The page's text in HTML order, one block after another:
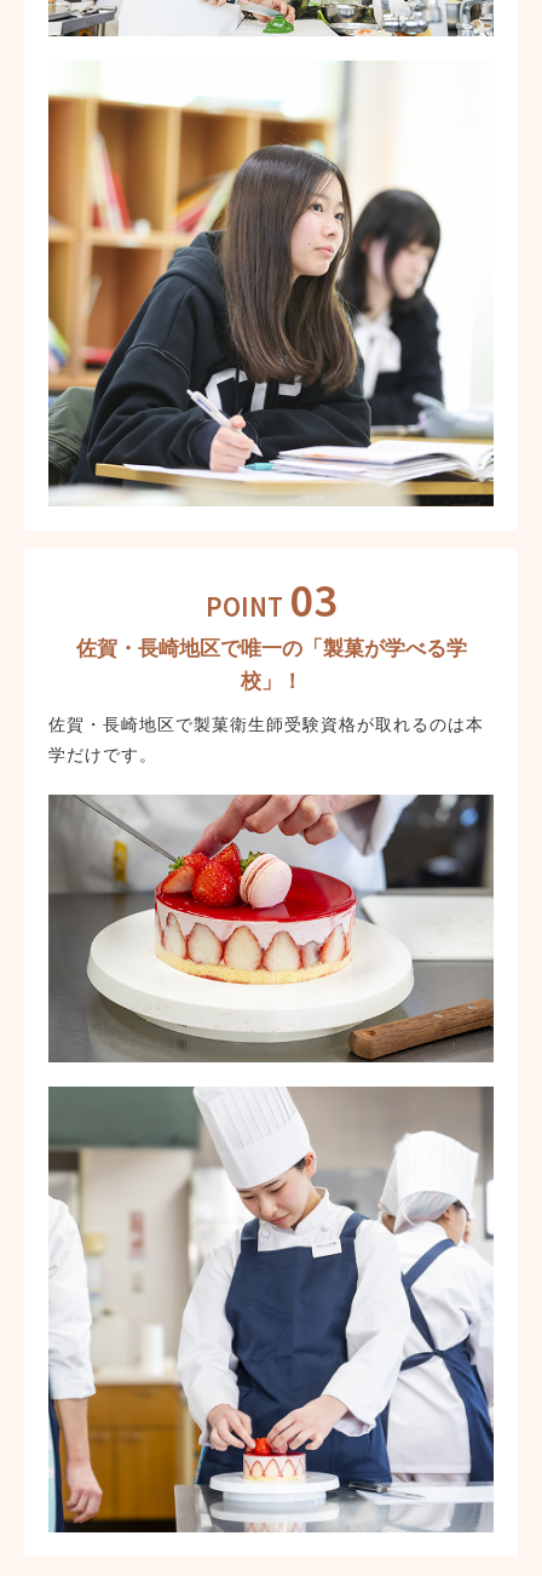
POINT 03
佐賀・長崎地区で唯一の「製菓が学べる学
校」！
佐賀・長崎地区で製菓衛生師受験資格が取れるのは本
学だけです。